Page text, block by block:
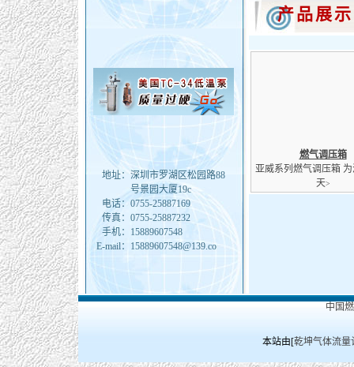
地址： 深圳市罗湖区松园路88
号景园大厦19c
电话： 0755-25887169
传真： 0755-25887232
手机： 15889607548
E-mail： 15889607548@139.co
产品展示
燃气调压箱
亚威系列燃气调压箱
天>
中国
本站由[乾坤气体流量